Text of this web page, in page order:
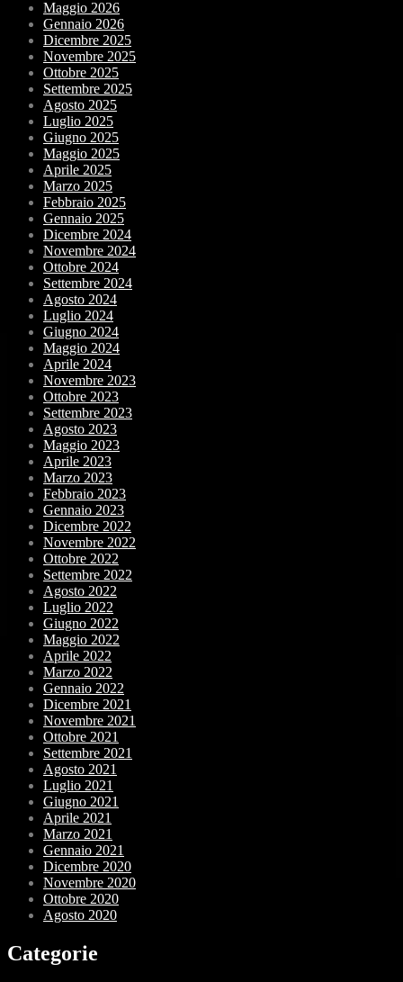
Maggio 2026
Gennaio 2026
Dicembre 2025
Novembre 2025
Ottobre 2025
Settembre 2025
Agosto 2025
Luglio 2025
Giugno 2025
Maggio 2025
Aprile 2025
Marzo 2025
Febbraio 2025
Gennaio 2025
Dicembre 2024
Novembre 2024
Ottobre 2024
Settembre 2024
Agosto 2024
Luglio 2024
Giugno 2024
Maggio 2024
Aprile 2024
Novembre 2023
Ottobre 2023
Settembre 2023
Agosto 2023
Maggio 2023
Aprile 2023
Marzo 2023
Febbraio 2023
Gennaio 2023
Dicembre 2022
Novembre 2022
Ottobre 2022
Settembre 2022
Agosto 2022
Luglio 2022
Giugno 2022
Maggio 2022
Aprile 2022
Marzo 2022
Gennaio 2022
Dicembre 2021
Novembre 2021
Ottobre 2021
Settembre 2021
Agosto 2021
Luglio 2021
Giugno 2021
Aprile 2021
Marzo 2021
Gennaio 2021
Dicembre 2020
Novembre 2020
Ottobre 2020
Agosto 2020
Categorie